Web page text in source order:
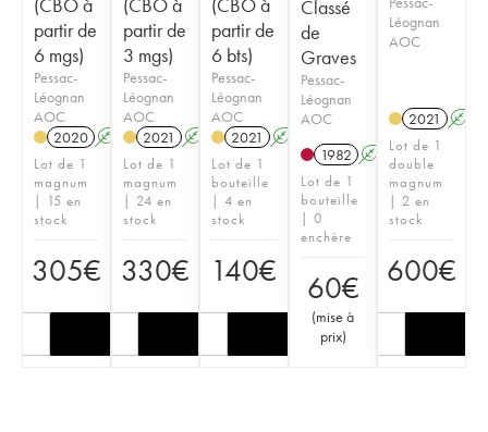
partir de
6 mgs)
Pessac-
Léognan
AOC
2020 A T
Lot de 1
magnum
| 15 en
stock
305€
partir de
3 mgs)
Pessac-
Léognan
AOC
2021 A T
Lot de 1
magnum
| 24 en
stock
330€
partir de
6 bts)
Pessac-
Léognan
AOC
2021
A
Lot de 1
bouteille
| 4 en
stock
140€
Classé
de
Graves
Pessac-
Léognan
AOC
1982 A
Lot de 1
bouteille
| 0
enchère
60€
(mise à
prix)
Léognan
AOC
2021 A
Lot de 1
double
magnum
| 2 en
stock
600€